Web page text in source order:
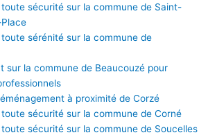
sécurité sur la commune de Saint-
sérénité sur la commune de
sur la commune de Beaucouzé pour
à proximité de Corzé
sécurité sur la commune de Corné
sécurité sur la commune de Soucelles